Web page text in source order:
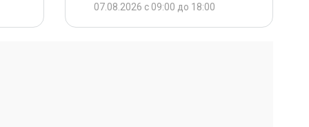
07.08.2026 с 09:00 до 18:00